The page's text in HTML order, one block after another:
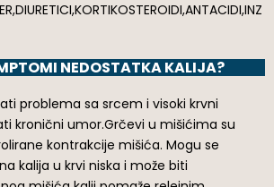
NEDOSTATKA KALIJA?
problema sa srcem i visoki krvni
kronični umor.Grčevi u mišićima su
kontrakcije mišića. Mogu se
kalija u krvi niska i može biti